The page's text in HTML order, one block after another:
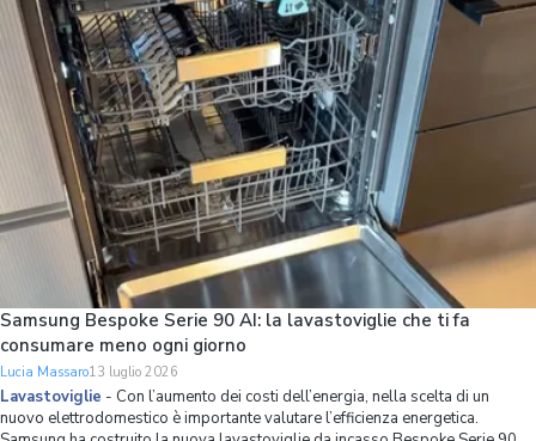
Samsung Bespoke Serie 90 AI: la lavastoviglie che ti fa
consumare meno ogni giorno
Lucia Massaro13 luglio 2026
Lavastoviglie - Con l’aumento dei costi dell’energia, nella scelta di un
nuovo elettrodomestico è importante valutare l’efficienza energetica.